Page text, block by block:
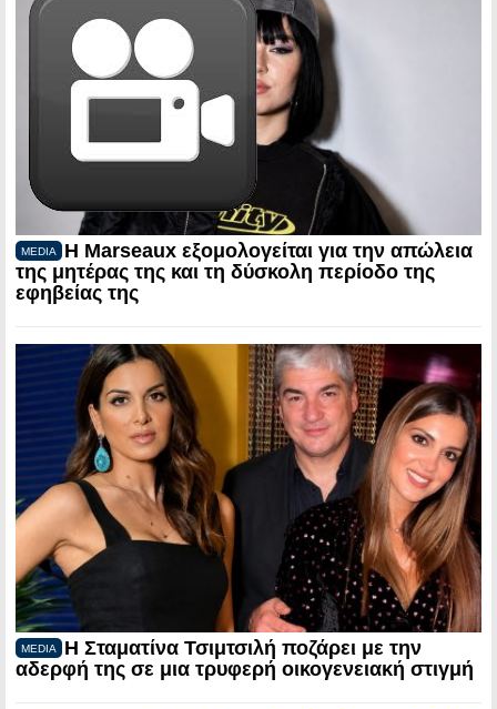
MEDIA
Η Marseaux εξομολογείται για την απώλεια
της μητέρας της και τη δύσκολη περίοδο της
εφηβείας της
MEDIA
Η Σταματίνα Τσιμτσιλή ποζάρει με την
αδερφή της σε μια τρυφερή οικογενειακή στιγμή